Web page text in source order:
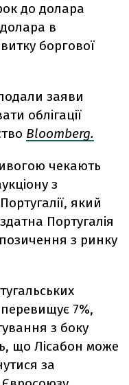
до долара
в
боргової
заяви
облігації
Bloomberg.
чекають
з
який
Португалія
з ринку
7%,
з боку
що Лісабон може
за